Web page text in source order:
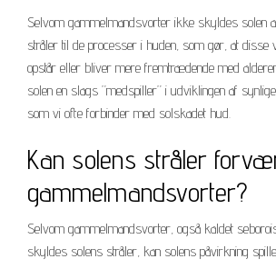
Selvom gammelmandsvorter ikke skyldes solen
stråler til de processer i huden, som gør, at disse
opstår eller bliver mere fremtrædende med
solen en slags ”medspiller” i udviklingen af
som vi ofte forbinder med solskadet hud.
Kan solens stråler
gammelmandsvorter?
Selvom gammelmandsvorter, også kaldet
skyldes solens stråler, kan solens påvirkning